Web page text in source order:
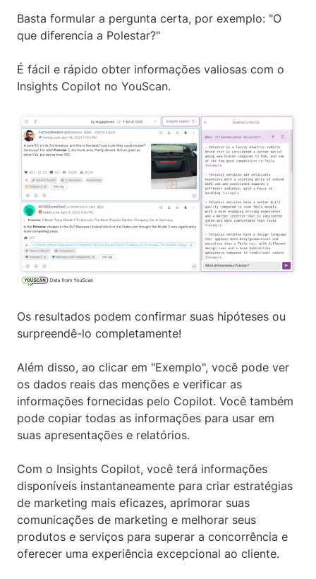
Basta formular a pergunta certa, por exemplo: "O
que diferencia a Polestar?"
É fácil e rápido obter informações valiosas com o
Insights Copilot no YouScan.
Os resultados podem confirmar suas hipóteses ou
surpreendê-lo completamente!
Além disso, ao clicar em "Exemplo", você pode ver
os dados reais das menções e verificar as
informações fornecidas pelo Copilot. Você também
pode copiar todas as informações para usar em
suas apresentações e relatórios.
Com o Insights Copilot, você terá informações
disponíveis instantaneamente para criar estratégias
de marketing mais eficazes, aprimorar suas
comunicações de marketing e melhorar seus
produtos e serviços para superar a concorrência e
oferecer uma experiência excepcional ao cliente.